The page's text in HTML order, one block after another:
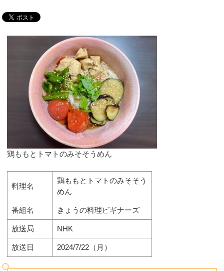
鶏ももとトマトのみそそうめん
料理名
鶏ももとトマトのみそそう
めん
番組名 きょうの料理ビギナーズ
放送局 NHK
放送日 2024/7/22（月）